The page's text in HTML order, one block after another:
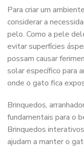
Para criar um
considerar a
pelo. Como a pele
evitar superfícies
possam causar
solar específico para
onde o gato fica
Brinquedos,
fundamentais para o
Brinquedos
ajudam a manter o